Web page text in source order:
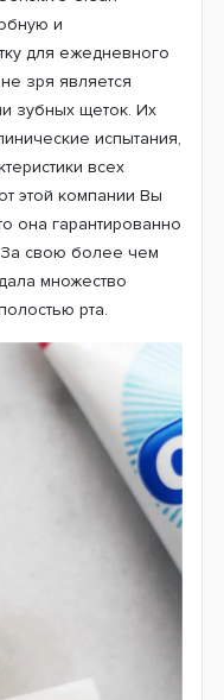
PRO 3
(5 нас.) + 2
и
для ежедневного
зря является
зубных щеток. Их
испытания,
всех
этой компании Вы
она гарантированно
свою более чем
множество
рта.